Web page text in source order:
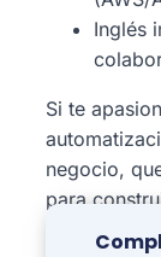
Inglés
Si te
negocio,
para
inteligentes